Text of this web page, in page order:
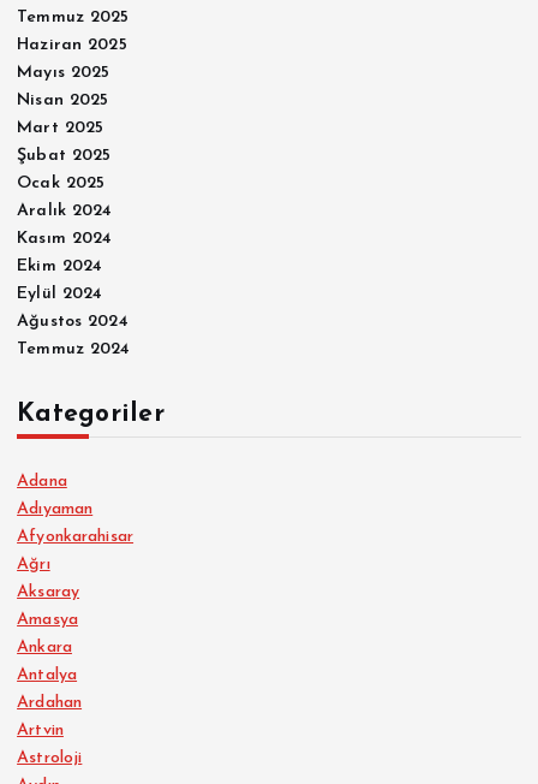
Temmuz 2025
Haziran 2025
Mayıs 2025
Nisan 2025
Mart 2025
Şubat 2025
Ocak 2025
Aralık 2024
Kasım 2024
Ekim 2024
Eylül 2024
Ağustos 2024
Temmuz 2024
Kategoriler
Adana
Adıyaman
Afyonkarahisar
Ağrı
Aksaray
Amasya
Ankara
Antalya
Ardahan
Artvin
Astroloji